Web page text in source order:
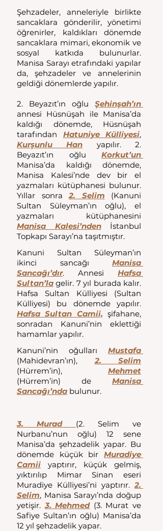
Şehzadeler, anneleriyle birlikte
sancaklara gönderilir, yönetimi
öğrenirler, kaldıkları dönemde
sancaklara mimari, ekonomik ve
sosyal katkıda bulunurlar.
Manisa Sarayı etrafındaki yapılar
da, şehzadeler ve annelerinin
geldiği dönemlerde yapılır.
2. Beyazıt’ın oğlu
annesi Hüsnüşah ile Manisa’da
kaldığı dönemde, Hüsnüşah
tarafından Hatuniye Külliyesi
Kurşunlu Han yapılır. 2.
Beyazıt’ın oğlu
Manisa’da kaldığı dönemde,
Manisa Kalesi’nde dev bir el
yazmaları kütüphanesi bulunur.
Yıllar sonra 2. Selim (Kanuni
Sultan Süleyman’ın oğlu), el
Manisa Kalesi’nden İstanbul
Topkapı Sarayı’na taşıtmıştır.
Kanuni Sultan Süleyman’ın
ikinci sancağı Manisa
Sancağı’dır. Annesi Hafsa
Sultan’la gelir. 7 yıl burada kalır.
Hafsa Sultan Külliyesi (Sultan
Hafsa Sultan Camii, şifahane,
sonradan Kanuni’nin eklettiği
hamamlar yapılır.
Kanuni’nin oğulları
(Mahidevran’ın), 2. Selim
(Hürrem’in), Mehmet
(Hürrem’in) de Manisa
Sancağı’nda bulunur.
3. Murad (2. Selim ve
Nurbanu’nun oğlu) 12 sene
Manisa’da şehzadelik yapar. Bu
dönemde küçük bir Muradiye
Camii
yaptırır, küçük gelmiş,
yıktırılıp Mimar Sinan eseri
Muradiye Külliyesi’ni yaptırır. 2.
Selim, Manisa Sarayı’nda doğup
yetişir. 3. Mehmed (3. Murat ve
Safiye Sultan’ın oğlu) Manisa’da
12 yıl şehzadelik yapar.